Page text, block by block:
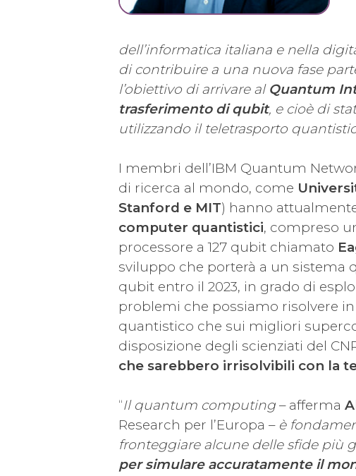
dell’informatica italiana e nella
di contribuire a una nuova fase
l’obiettivo di arrivare al Quantum
trasferimento di qubit, e cioè di
utilizzando il teletrasporto
I membri dell’IBM Quantum
di ricerca al mondo, come
Stanford e MIT) hanno
computer quantistici, compreso
processore a 127 qubit chiamato
sviluppo che porterà a un sistema
qubit entro il 2023, in grado di
problemi che possiamo risolvere
quantistico che sui migliori
disposizione degli scienziati del
che sarebbero irrisolvibili con la
“Il quantum computing– afferma
Research per l’Europa – è
fronteggiare alcune delle sfide più
per simulare accuratamente il